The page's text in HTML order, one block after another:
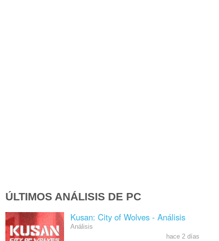
ÚLTIMOS ANÁLISIS DE PC
Kusan: City of Wolves - Análisis
Análisis
hace 2 días